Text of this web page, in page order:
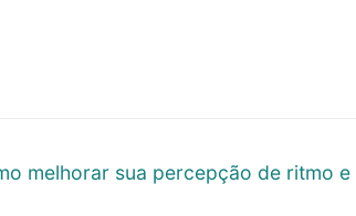
melhorar sua percepção de ritmo e